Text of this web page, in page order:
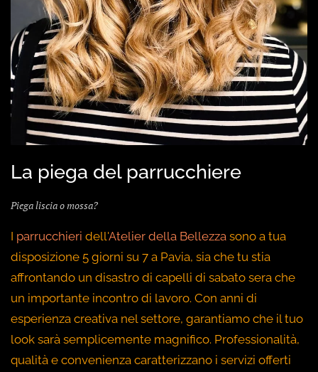
La piega del parrucchiere
Piega liscia o mossa?
I parrucchieri dell'Atelier della Bellezza sono a tua
disposizione 5 giorni su 7 a Pavia, sia che tu stia
affrontando un disastro di capelli di sabato sera che
un importante incontro di lavoro. Con anni di
esperienza creativa nel settore, garantiamo che il tuo
look sarà semplicemente magnifico. Professionalità,
qualità e convenienza caratterizzano i servizi offerti